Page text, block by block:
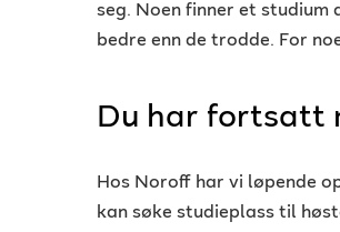
seg. Noen finner et
bedre enn de trodde. For
Du har fortsatt
Hos Noroff har vi løpende
kan søke studieplass til